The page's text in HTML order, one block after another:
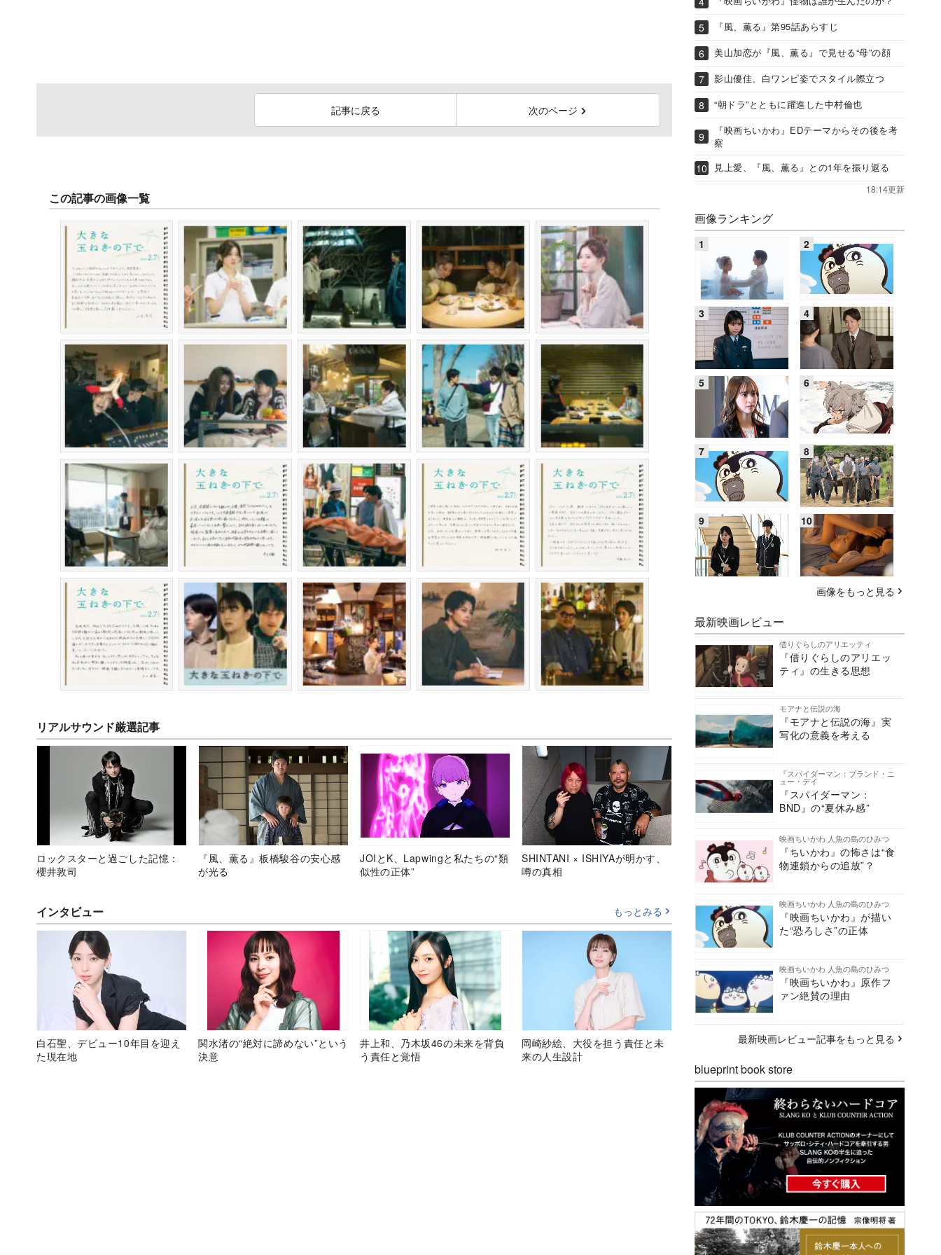
記事に戻る 次のページ
この記事の画像一覧
リアルサウンド厳選記事
ロックスターと過ごした記憶：
櫻井敦司
『風、薫る』板橋駿谷の安心感
が光る
JOIとK、Lapwingと私たちの“類
似性の正体”
SHINTANI × ISHIYAが明かす、
噂の真相
インタビュー もっとみる
白石聖、デビュー10年目を迎え
た現在地
関水渚の“絶対に諦めない”という
決意
井上和、乃木坂46の未来を背負
う責任と覚悟
岡崎紗絵、大役を担う責任と未
来の人生設計
『風、薫る』第95話あらすじ
美山加恋が『風、薫る』で見せる“母”の顔
影山優佳、白ワンピ姿でスタイル際立つ
“朝ドラ”とともに躍進した中村倫也
『映画ちいかわ』EDテーマからその後を考
察
見上愛、『風、薫る』との1年を振り返る
18:14更新
画像ランキング
画像をもっと見る
最新映画レビュー
借りぐらしのアリエッティ
『借りぐらしのアリエッ
ティ』の生きる思想
モアナと伝説の海
『モアナと伝説の海』実
写化の意義を考える
『スパイダーマン：ブランド・ニ
ュー・デイ
『スパイダーマン：
BND』の“夏休み感”
映画ちいかわ 人魚の島のひみつ
『ちいかわ』の怖さは“食
物連鎖からの追放”？
映画ちいかわ 人魚の島のひみつ
『映画ちいかわ』が描い
た“恐ろしさ”の正体
映画ちいかわ 人魚の島のひみつ
『映画ちいかわ』原作フ
ァン絶賛の理由
最新映画レビュー記事をもっと見る
blueprint book store